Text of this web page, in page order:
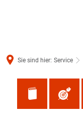
Sie sind hier: Service